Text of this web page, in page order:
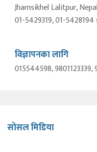
Jhamsikhel Lalitpur, Nepal
01-5429319, 01-
विज्ञापनका लागि
015544598, 9801123339,
सोसल मिडिया